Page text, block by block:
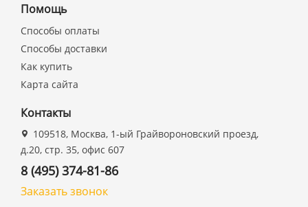
Помощь
Способы оплаты
Способы доставки
Как купить
Карта сайта
Контакты
109518, Москва, 1-ый Грайвороновский проезд,
д.20, стр. 35, офис 607
8 (495) 374-81-86
Заказать звонок